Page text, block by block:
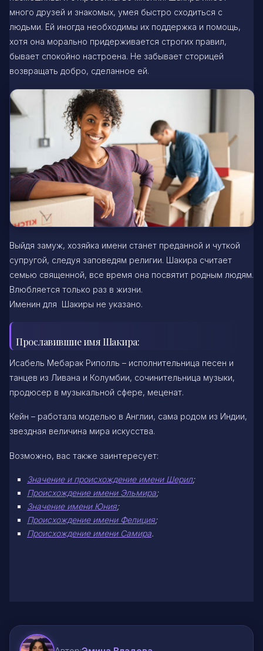
много друзей и знакомых, умея быстро сходиться с
людьми. Ей иногда необходимы их поддержка и помощь,
хотя она морально придерживается строгих правил,
бывает спокойно настроена. Не забывает сторицей
возвращать добро, сделанное ей.
Выйдя замуж, хозяйка имени станет преданной и чуткой
супругой, следуя заповедям религии. Шакира считает
семью священной, все время она посвятит родным людям.
Влюбляется только раз в жизни.
Именин для Шакиры не указано.
Прославившие имя Шакира:
Исабель Мебарак Риполль – исполнительница песен и
танцев из Ливана и Колумбии, сочинительница музыки,
продюсер в музыкальной сфере, меценат.
Кейн – работала моделью в Англии, сама родом из Индии,
звездная величина мира искусства.
Возможно, вас также заинтересует:
Значение и происхождение имени Шерил;
Происхождение имени Эльмира;
Значение имени Юния;
Происхождение имени Фелиция;
Происхождение имени Самира.